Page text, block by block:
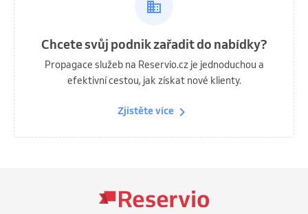
Chcete svůj podnik zařadit do nabídky?
Propagace služeb na Reservio.cz je jednoduchou a
efektivní cestou, jak získat nové klienty.
Zjistěte více